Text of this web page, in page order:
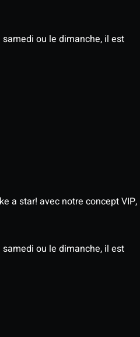
ou le dimanche, il est
a star! avec notre concept VIP,
ou le dimanche, il est